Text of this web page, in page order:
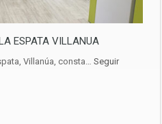
ESPATA VILLANUA
Villanúa, consta… Seguir